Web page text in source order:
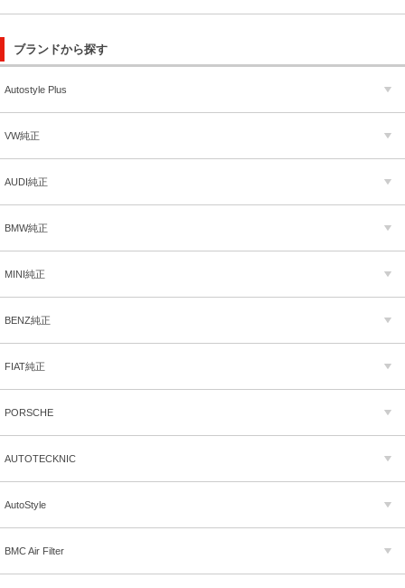
ブランドから探す
Autostyle Plus
VW純正
AUDI純正
BMW純正
MINI純正
BENZ純正
FIAT純正
PORSCHE
AUTOTECKNIC
AutoStyle
BMC Air Filter